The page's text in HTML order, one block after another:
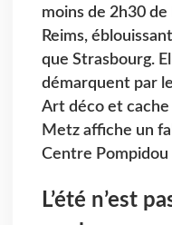
moins de 2h30 de
Reims,
que Strasbourg.
démarquent par
Art déco et cache
Metz affiche un
Centre Pompidou
L’été n’est